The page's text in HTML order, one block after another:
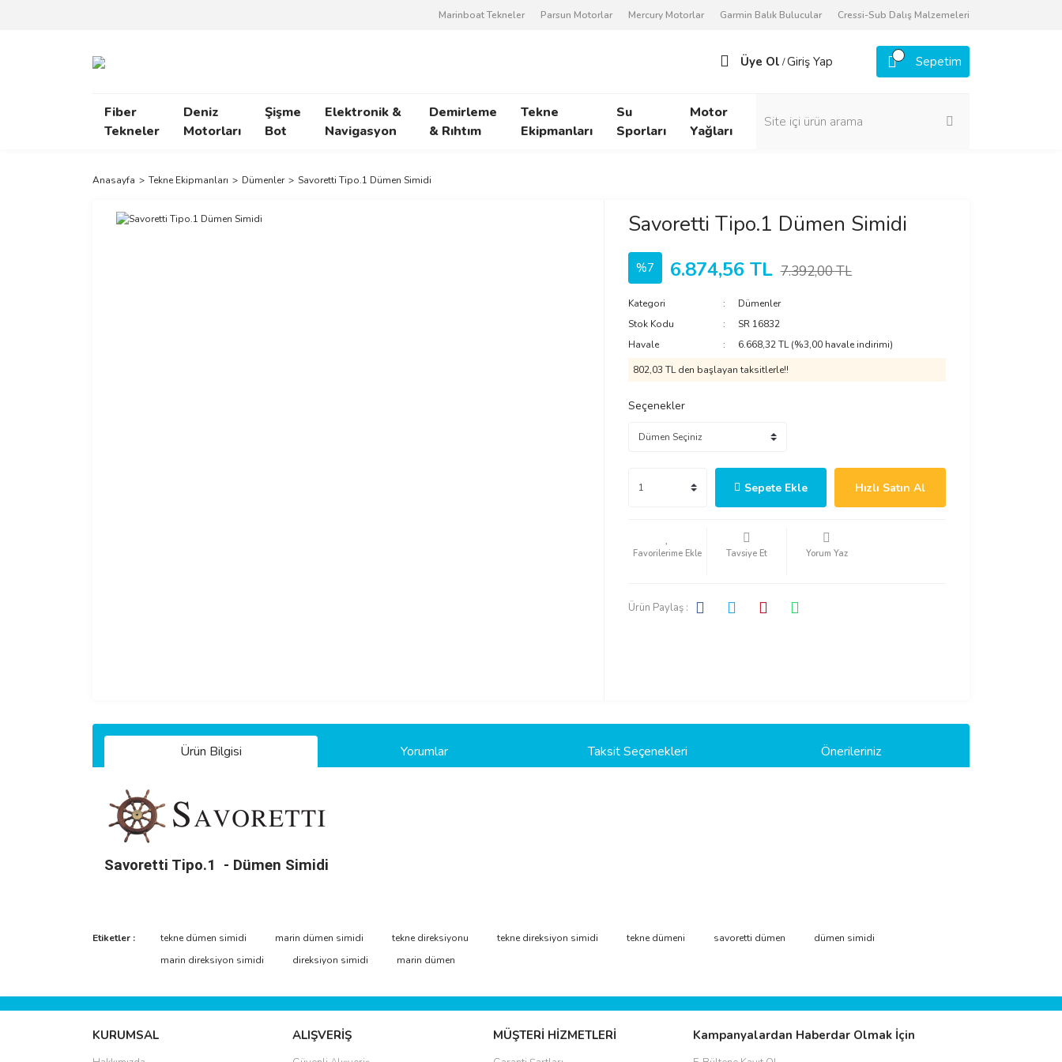
Marinboat Tekneler Parsun Motorlar Mercury Motorlar Garmin Balık Bulucular Cressi-Sub Dalış Malzemeleri
Üye Ol /Giriş Yap Sepetim
Fiber
Tekneler
Deniz
Motorları
Şişme
Bot
Elektronik &
Navigasyon
Demirleme
& Rıhtım
Tekne
Ekipmanları
Su
Sporları
Motor
Yağları
Anasayfa Tekne Ekipmanları Dümenler Savoretti Tipo.1 Dümen Simidi
Savoretti Tipo.1 Dümen Simidi
%7 6.874,56 TL 7.392,00 TL
Kategori
Dümenler
Stok Kodu
SR 16832
Havale
6.668,32 TL (%3,00 havale indirimi)
802,03 TL den başlayan taksitlerle!!
Seçenekler
Sepete Ekle Hızlı Satın Al
Tavsiye Et Yorum Yaz
Ürün Paylaş :
Ürün Bilgisi Yorumlar Taksit Seçenekleri Önerileriniz
Savoretti Tipo.1 - Dümen Simidi
Bu ürüne ilk yorumu siz yapın!
Yorum Yaz
Görüş ve önerileriniz için teşekkür ederiz.
Ürün açıklamasında eksik bilgiler bulunuyor.
Etiketler : tekne dümen simidi marin dümen simidi tekne direksiyonu tekne direksiyon simidi tekne dümeni savoretti dümen
dümen simidi
marin direksiyon simidi
direksiyon simidi marin dümen
KURUMSAL ALIŞVERİŞ MÜŞTERİ HİZMETLERİ Kampanyalardan Haberdar Olmak İçin